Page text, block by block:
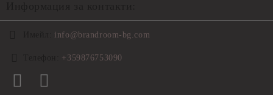
info@brandroom-bg.com
+359876753090